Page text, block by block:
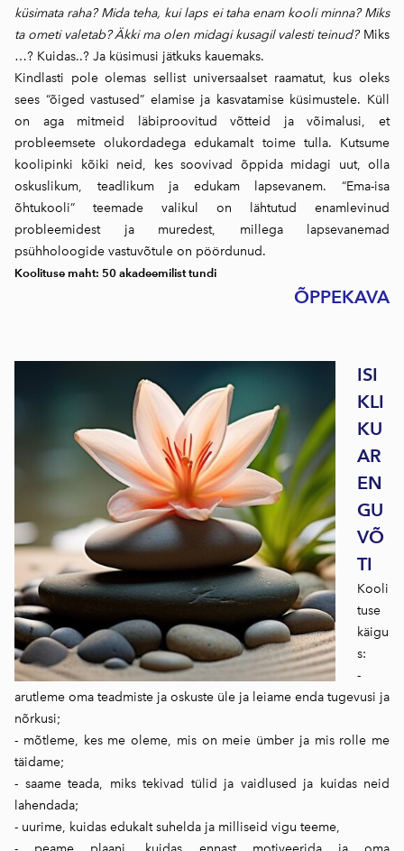
küsimata raha? Mida teha, kui laps ei taha enam kooli minna? Miks
ta ometi valetab? Äkki ma olen midagi kusagil valesti teinud?Miks
…? Kuidas..? Ja küsimusi jätkuks kauemaks.
Kindlasti pole olemas sellist universaalset raamatut, kus oleks
sees “õiged vastused” elamise ja kasvatamise küsimustele. Küll
on aga mitmeid läbiproovitud võtteid ja võimalusi, et
probleemsete olukordadega edukamalt toime tulla. Kutsume
koolipinki kõiki neid, kes soovivad õppida midagi uut, olla
oskuslikum, teadlikum ja edukam lapsevanem. “Ema-isa
õhtukooli” teemade valikul on lähtutud enamlevinud
probleemidest ja muredest, millega lapsevanemad
psühholoogide vastuvõtule on pöördunud.
Koolituse maht: 50 akadeemilist tundi
ÕPPEKAVA
ISI
KLI
KU
AR
EN
GU
VÕ
TI
Kooli
tuse
käigu
s:
-
arutleme oma teadmiste ja oskuste üle ja leiame enda tugevusi ja
nõrkusi;
- mõtleme, kes me oleme, mis on meie ümber ja mis rolle me
täidame;
- saame teada, miks tekivad tülid ja vaidlused ja kuidas neid
lahendada;
- uurime, kuidas edukalt suhelda ja milliseid vigu teeme,